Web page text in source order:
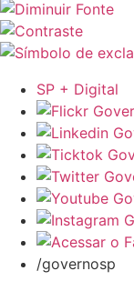
SP + Digital
/governosp